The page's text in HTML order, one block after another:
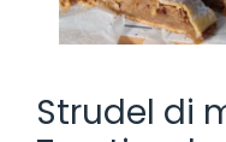
Strudel di